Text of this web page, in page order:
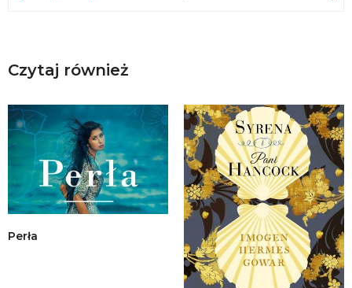
Czytaj również
Perła